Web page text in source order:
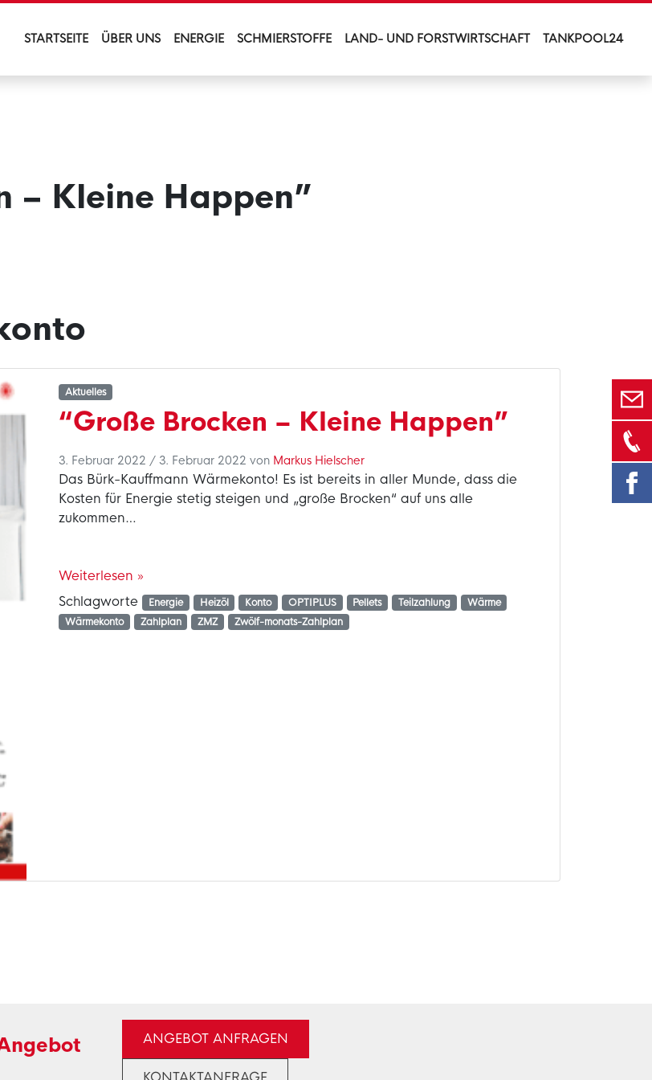
STARTSEITE ÜBER UNS ENERGIE SCHMIERSTOFFE LAND- UND FORSTWIRTSCHAFT TANKPOOL24
– Kleine Happen”
Aktuelles
“Große Brocken – Kleine Happen”
3. Februar 2022 / 3. Februar 2022 von Markus Hielscher
Das Bürk-Kauffmann Wärmekonto! Es ist bereits in aller Munde, dass die
Kosten für Energie stetig steigen und „große Brocken“ auf uns alle
zukommen…
Weiterlesen »
Schlagworte Energie Heizöl Konto OPTIPLUS Pellets Teilzahlung
Wärme
Wärmekonto
Zahlplan ZMZ Zwölf-monats-Zahlplan
ANGEBOT ANFRAGEN